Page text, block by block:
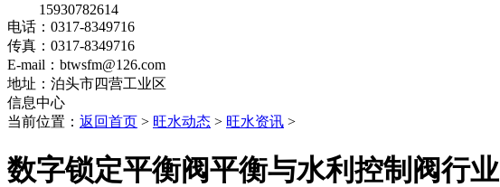
15930782614
电话：0317-8349716
传真：0317-8349716
E-mail：btwsfm@126.com
地址：泊头市四营工业区
信息中心
当前位置： 返回首页 > 旺水动态 > 旺水资讯 >
数字锁定平衡阀平衡与水利控制阀行业